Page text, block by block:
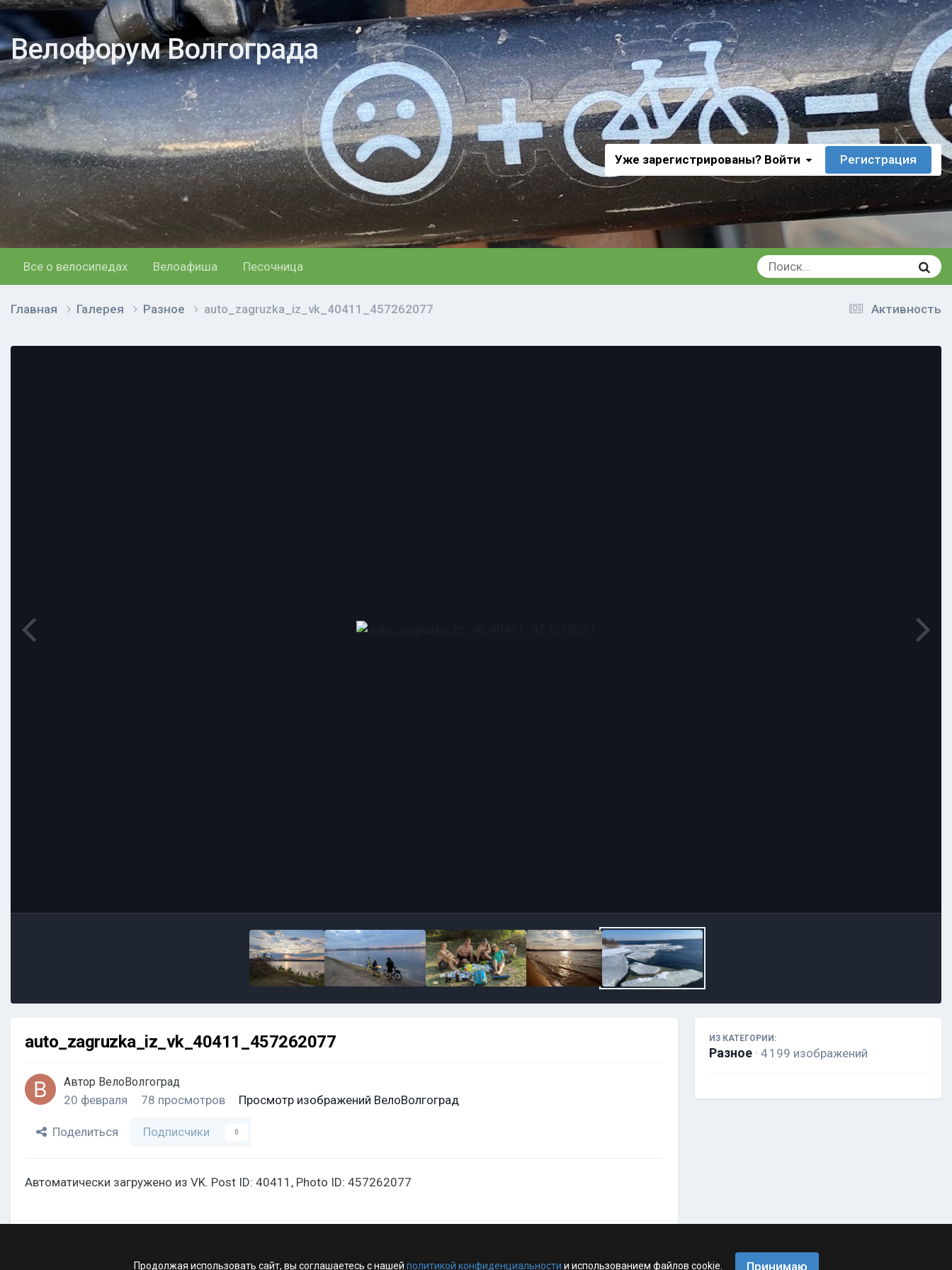
Велофорум Волгограда
Уже зарегистрированы? Войти Регистрация
Все о велосипедах Велоафиша Песочница
Активность
Главная Галерея Разное auto_zagruzka_iz_vk_40411_457262077
auto_zagruzka_iz_vk_40411_457262077
Автор ВелоВолгоград
20 февраля 78 просмотров Просмотр изображений ВелоВолгоград
Поделиться Подписчики 0
Автоматически загружено из VK. Post ID: 40411, Photo ID: 457262077
ИЗ КАТЕГОРИИ:
Разное · 4 199 изображений
Продолжая использовать сайт, вы соглашаетесь с нашей политикой конфиденциальности и использованием файлов cookie. Принимаю